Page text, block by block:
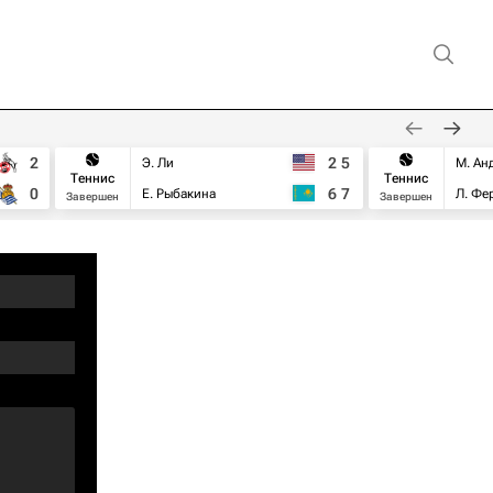
2
0
Теннис
Завершен
Э. Ли
Е. Рыбакина
2 5
6 7
Теннис
Завершен
М.
Л.